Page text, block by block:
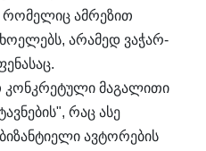
რომელიც ამრეზით
არამედ ვაჭარ-
კონკრეტული მაგალითი
რაც ასე
ავტორების